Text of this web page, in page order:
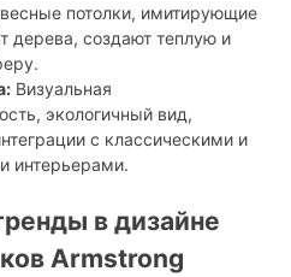
потолки, имитирующие
дерева, создают теплую и
Визуальная
экологичный вид,
с классическими и
интерьерами.
в дизайне
Armstrong